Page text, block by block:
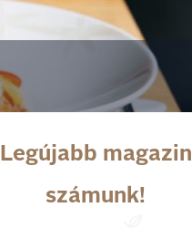
Legújabb magazin
számunk!